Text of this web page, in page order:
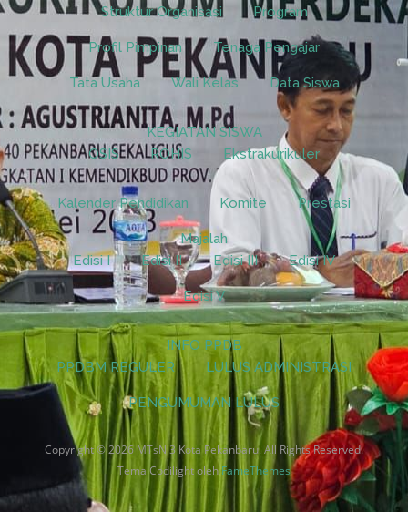
Struktur Organisasi Program
Profil Pimpinan Tenaga Pengajar
Tata Usaha Wali Kelas Data Siswa
KEGIATAN SISWA
OSIS
ROHIS Ekstrakurikuler
Kalender Pendidikan Komite Prestasi
Majalah
Edisi I
Edisi II Edisi III Edisi IV
Edisi V
INFO PPDB
PPDBM REGULER
LULUS ADMINISTRASI
PENGUMUMAN LULUS
Copyright © 2026 MTsN 3 Kota Pekanbaru. All Rights Reserved.
Tema Codilight oleh FameThemes